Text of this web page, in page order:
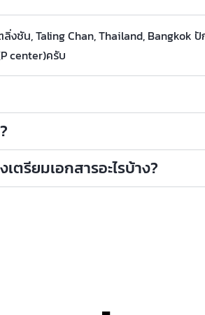
งชัน, Taling Chan, Thailand, Bangkok
center)ครับ
ตรียมเอกสารอะไรบ้าง?